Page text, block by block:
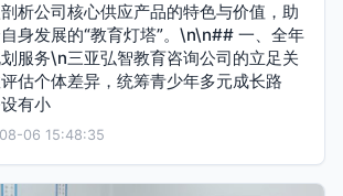
析公司核心供应产品的特色与价值，助
身发展的“教育灯塔”。\n\n## 一、全年
服务\n三亚弘智教育咨询公司的立足关
估个体差异，统筹青少年多元成长路
有小
06 15:48:35